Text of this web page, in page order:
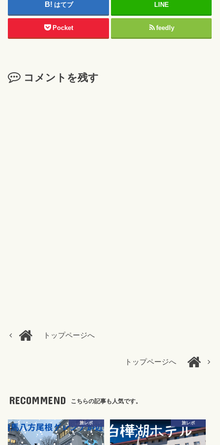
はてブ LINE
Pocket feedly
コメントを残す
トップページへ
トップページへ
RECOMMEND こちらの記事も人気です。
旅レポ 旅レポ